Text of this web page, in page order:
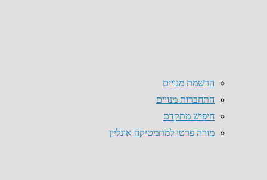
הרשמת מנויים
התחברות מנויים
חיפוש מתקדם
מורה פרטי למתמטיקה אונליין